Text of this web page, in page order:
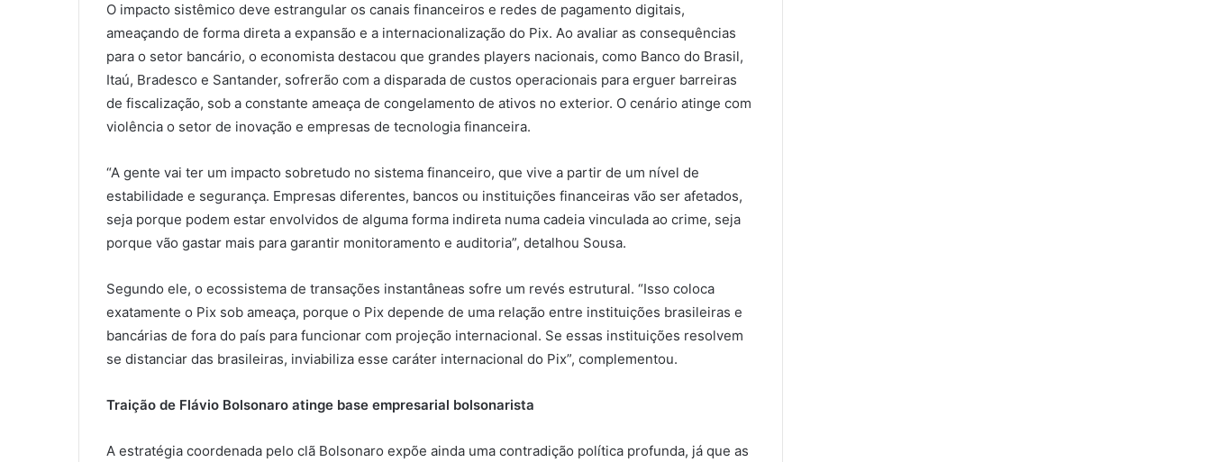
O impacto sistêmico deve estrangular os canais financeiros e redes de pagamento digitais,
ameaçando de forma direta a expansão e a internacionalização do Pix. Ao avaliar as consequências
para o setor bancário, o economista destacou que grandes players nacionais, como Banco do Brasil,
Itaú, Bradesco e Santander, sofrerão com a disparada de custos operacionais para erguer barreiras
de fiscalização, sob a constante ameaça de congelamento de ativos no exterior. O cenário atinge com
violência o setor de inovação e empresas de tecnologia financeira.
“A gente vai ter um impacto sobretudo no sistema financeiro, que vive a partir de um nível de
estabilidade e segurança. Empresas diferentes, bancos ou instituições financeiras vão ser afetados,
seja porque podem estar envolvidos de alguma forma indireta numa cadeia vinculada ao crime, seja
porque vão gastar mais para garantir monitoramento e auditoria”, detalhou Sousa.
Segundo ele, o ecossistema de transações instantâneas sofre um revés estrutural. “Isso coloca
exatamente o Pix sob ameaça, porque o Pix depende de uma relação entre instituições brasileiras e
bancárias de fora do país para funcionar com projeção internacional. Se essas instituições resolvem
se distanciar das brasileiras, inviabiliza esse caráter internacional do Pix”, complementou.
Traição de Flávio Bolsonaro atinge base empresarial bolsonarista
A estratégia coordenada pelo clã Bolsonaro expõe ainda uma contradição política profunda, já que as